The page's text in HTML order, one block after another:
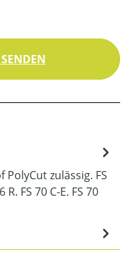
zulässig. FS
R. FS 70 C-E. FS 70